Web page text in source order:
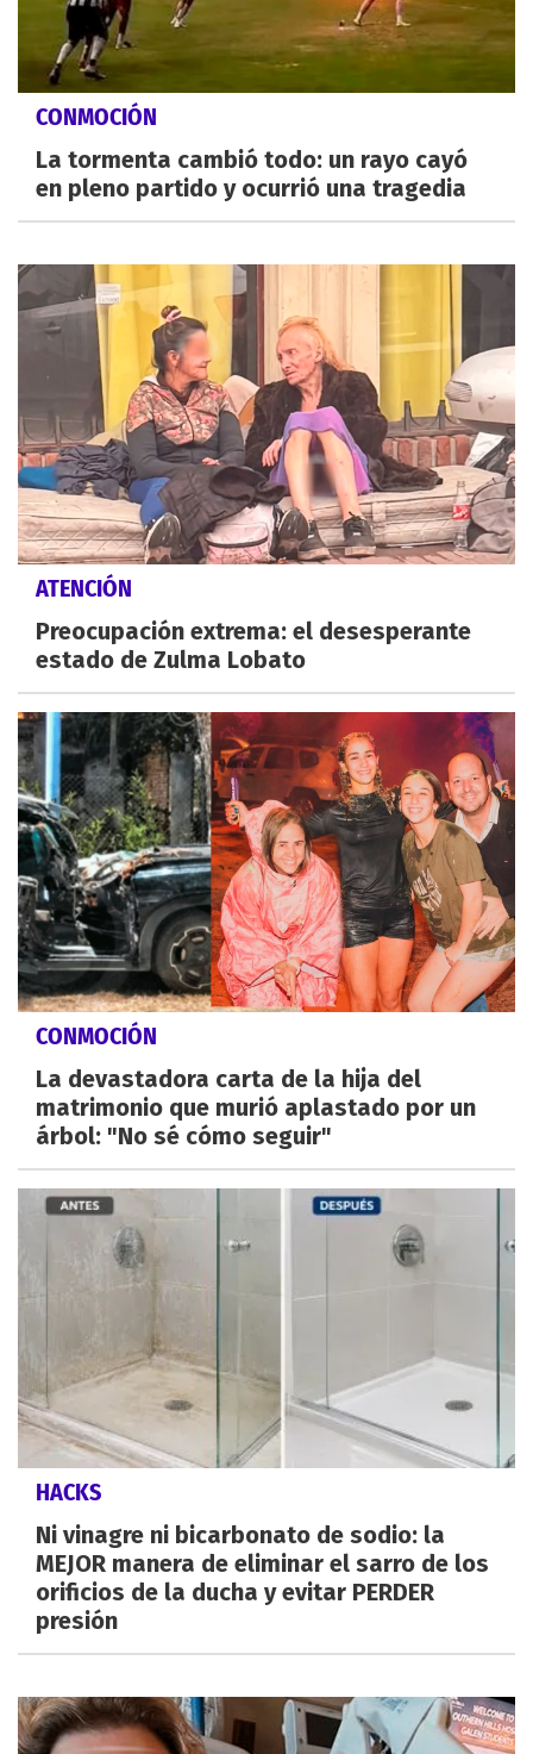
CONMOCIÓN
La tormenta cambió todo: un rayo cayó
en pleno partido y ocurrió una tragedia
ATENCIÓN
Preocupación extrema: el desesperante
estado de Zulma Lobato
CONMOCIÓN
La devastadora carta de la hija del
matrimonio que murió aplastado por un
árbol: "No sé cómo seguir"
HACKS
Ni vinagre ni bicarbonato de sodio: la
MEJOR manera de eliminar el sarro de los
orificios de la ducha y evitar PERDER
presión